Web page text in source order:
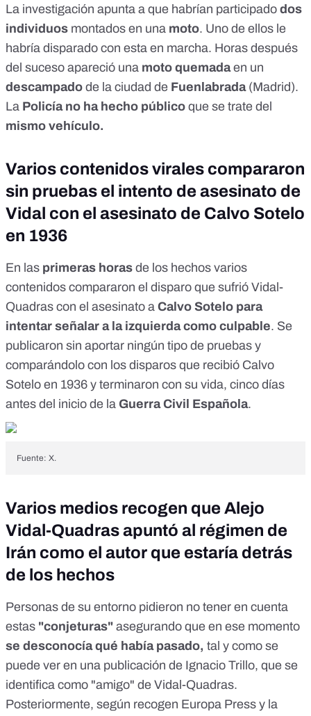
La investigación apunta a que habrían participado dos
individuos montados en una moto. Uno de ellos le
habría disparado con esta en marcha. Horas después
del suceso apareció una moto quemadaen un
descampado de la ciudad de Fuenlabrada(Madrid).
La Policía no ha hecho público que se trate del
mismo vehículo.
Varios contenidos virales compararon
sin pruebas el intento de asesinato de
Vidal con el asesinato de Calvo Sotelo
en 1936
En las primeras horas de los hechos varios
contenidos compararon el disparo que sufrió Vidal-
Quadras con el asesinato a Calvo Sotelo para
intentar señalar a la izquierda como culpable. Se
publicaron sin aportar ningún tipo de pruebas y
comparándolo con los disparos que recibió Calvo
Sotelo en 1936 y terminaron con su vida, cinco días
antes del inicio de la Guerra Civil Española.
Fuente: X.
Varios medios recogen que Alejo
Vidal-Quadras apuntó al régimen de
Irán como el autor que estaría detrás
de los hechos
Personas de su entorno pidieron no tener en cuenta
estas "conjeturas" asegurando que en ese momento
se desconocía qué había pasado, tal y como se
puede ver en una publicación de Ignacio Trillo, que se
identifica como "amigo" de Vidal-Quadras.
Posteriormente, según recogen Europa Press y la